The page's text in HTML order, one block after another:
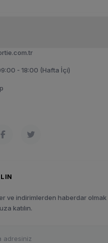
- 18:00 (Hafta İçi)
ve indirimlerden haberdar olmak
katılın.